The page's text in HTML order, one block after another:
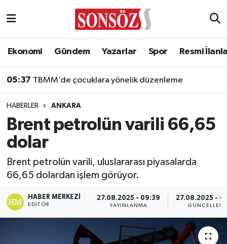
Ekonomi Gündem Yazarlar Spor Resmi
05:37 TBMM’de çocuklara yönelik düzenleme
HABERLER ANKARA
Brent petrolün varili 66,65
dolar
Brent petrolün varili, uluslararası piyasalarda
66,65 dolardan işlem görüyor.
HABER MERKEZI
EDITÖR
27.08.2025 - 09:39
YAYINLANMA
27.08.2025 -
Asayiş
Çevre
Diğer
Dünya
Eğitim
Ankara Nöbetçi Eczaneler
Ankara Trafik Yoğunluk Haritası
Süper Lig Puan Durumu ve Fikstür
Tüm Manşetler
Son Dakika Haberleri
Haber Arşivi